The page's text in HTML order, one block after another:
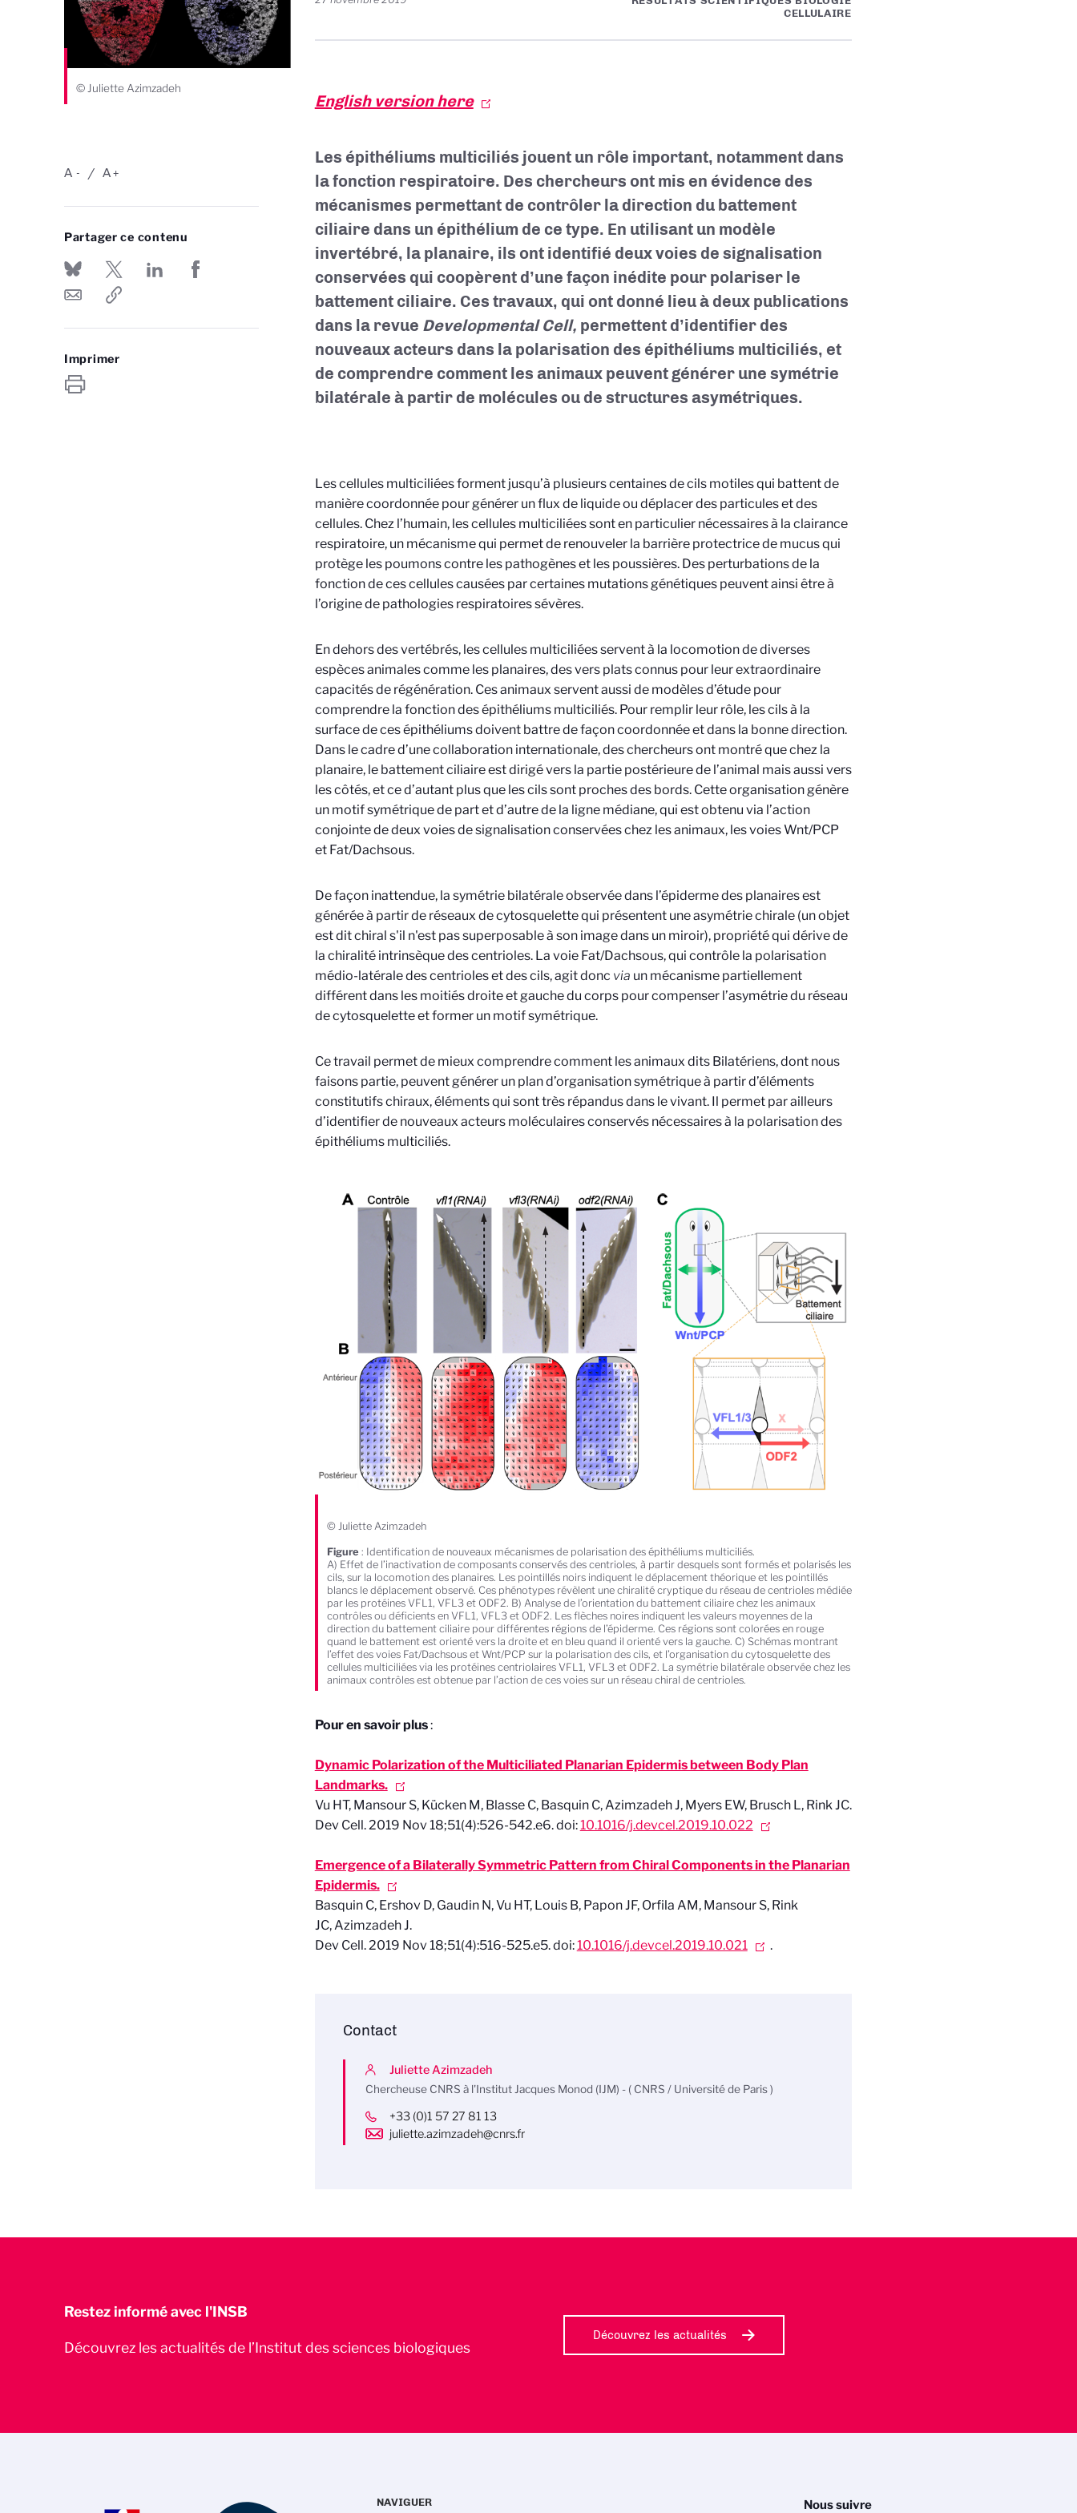
© Juliette Azimzadeh
-
A +
A
Partager ce contenu
Imprimer
CELLULAIRE
English version here
Les épithéliums multiciliés jouent un rôle important, notamment dans
la fonction respiratoire. Des chercheurs ont mis en évidence des
mécanismes permettant de contrôler la direction du battement
ciliaire dans un épithélium de ce type. En utilisant un modèle
invertébré, la planaire, ils ont identifié deux voies de signalisation
conservées qui coopèrent d’une façon inédite pour polariser le
battement ciliaire. Ces travaux, qui ont donné lieu à deux publications
dans la revue Developmental Cell, permettent d’identifier des
nouveaux acteurs dans la polarisation des épithéliums multiciliés, et
de comprendre comment les animaux peuvent générer une symétrie
bilatérale à partir de molécules ou de structures asymétriques.
Les cellules multiciliées forment jusqu’à plusieurs centaines de cils motiles qui battent de
manière coordonnée pour générer un flux de liquide ou déplacer des particules et des
cellules. Chez l’humain, les cellules multiciliées sont en particulier nécessaires à la clairance
respiratoire, un mécanisme qui permet de renouveler la barrière protectrice de mucus qui
protège les poumons contre les pathogènes et les poussières. Des perturbations de la
fonction de ces cellules causées par certaines mutations génétiques peuvent ainsi être à
l’origine de pathologies respiratoires sévères.
En dehors des vertébrés, les cellules multiciliées servent à la locomotion de diverses
espèces animales comme les planaires, des vers plats connus pour leur extraordinaire
capacités de régénération. Ces animaux servent aussi de modèles d’étude pour
comprendre la fonction des épithéliums multiciliés. Pour remplir leur rôle, les cils à la
surface de ces épithéliums doivent battre de façon coordonnée et dans la bonne direction.
Dans le cadre d’une collaboration internationale, des chercheurs ont montré que chez la
planaire, le battement ciliaire est dirigé vers la partie postérieure de l’animal mais aussi vers
les côtés, et ce d’autant plus que les cils sont proches des bords. Cette organisation génère
un motif symétrique de part et d’autre de la ligne médiane, qui est obtenu via l’action
conjointe de deux voies de signalisation conservées chez les animaux, les voies Wnt/PCP
et Fat/Dachsous.
De façon inattendue, la symétrie bilatérale observée dans l’épiderme des planaires est
générée à partir de réseaux de cytosquelette qui présentent une asymétrie chirale (un objet
est dit chiral s'il n'est pas superposable à son image dans un miroir), propriété qui dérive de
la chiralité intrinsèque des centrioles. La voie Fat/Dachsous, qui contrôle la polarisation
médio-latérale des centrioles et des cils, agit donc via un mécanisme partiellement
différent dans les moitiés droite et gauche du corps pour compenser l’asymétrie du réseau
de cytosquelette et former un motif symétrique.
Ce travail permet de mieux comprendre comment les animaux dits Bilatériens, dont nous
faisons partie, peuvent générer un plan d’organisation symétrique à partir d’éléments
constitutifs chiraux, éléments qui sont très répandus dans le vivant. Il permet par ailleurs
d’identifier de nouveaux acteurs moléculaires conservés nécessaires à la polarisation des
épithéliums multiciliés.
© Juliette Azimzadeh
Figure : Identification de nouveaux mécanismes de polarisation des épithéliums multiciliés.
A) Effet de l’inactivation de composants conservés des centrioles, à partir desquels sont formés et polarisés les
cils, sur la locomotion des planaires. Les pointillés noirs indiquent le déplacement théorique et les pointillés
blancs le déplacement observé. Ces phénotypes révèlent une chiralité cryptique du réseau de centrioles médiée
par les protéines VFL1, VFL3 et ODF2. B) Analyse de l’orientation du battement ciliaire chez les animaux
contrôles ou déficients en VFL1, VFL3 et ODF2. Les flèches noires indiquent les valeurs moyennes de la
direction du battement ciliaire pour différentes régions de l’épiderme. Ces régions sont colorées en rouge
quand le battement est orienté vers la droite et en bleu quand il orienté vers la gauche. C) Schémas montrant
l’effet des voies Fat/Dachsous et Wnt/PCP sur la polarisation des cils, et l’organisation du cytosquelette des
cellules multiciliées via les protéines centriolaires VFL1, VFL3 et ODF2. La symétrie bilatérale observée chez les
animaux contrôles est obtenue par l’action de ces voies sur un réseau chiral de centrioles.
Pour en savoir plus:
Dynamic Polarization of the Multiciliated Planarian Epidermis between Body Plan
Landmarks.
Vu HT, Mansour S, Kücken M, Blasse C, Basquin C, Azimzadeh J, Myers EW, Brusch L, Rink JC.
Dev Cell. 2019 Nov 18;51(4):526-542.e6. doi:10.1016/j.devcel.2019.10.022
Emergence of a Bilaterally Symmetric Pattern from Chiral Components in the Planarian
Epidermis.
Basquin C, Ershov D, Gaudin N, Vu HT, Louis B, Papon JF, Orfila AM, Mansour S, Rink
JC, Azimzadeh J.
Dev Cell. 2019 Nov 18;51(4):516-525.e5. doi:10.1016/j.devcel.2019.10.021 .
Contact
Juliette Azimzadeh
Chercheuse CNRS à l'Institut Jacques Monod (IJM) - ( CNRS / Université de Paris )
+33 (0)1 57 27 81 13
juliette.azimzadeh@cnrs.fr
Restez informé avec l'INSB
Découvrez les actualités de l’Institut des sciences biologiques
Découvrez les actualités
Nous suivre
NAVIGUER